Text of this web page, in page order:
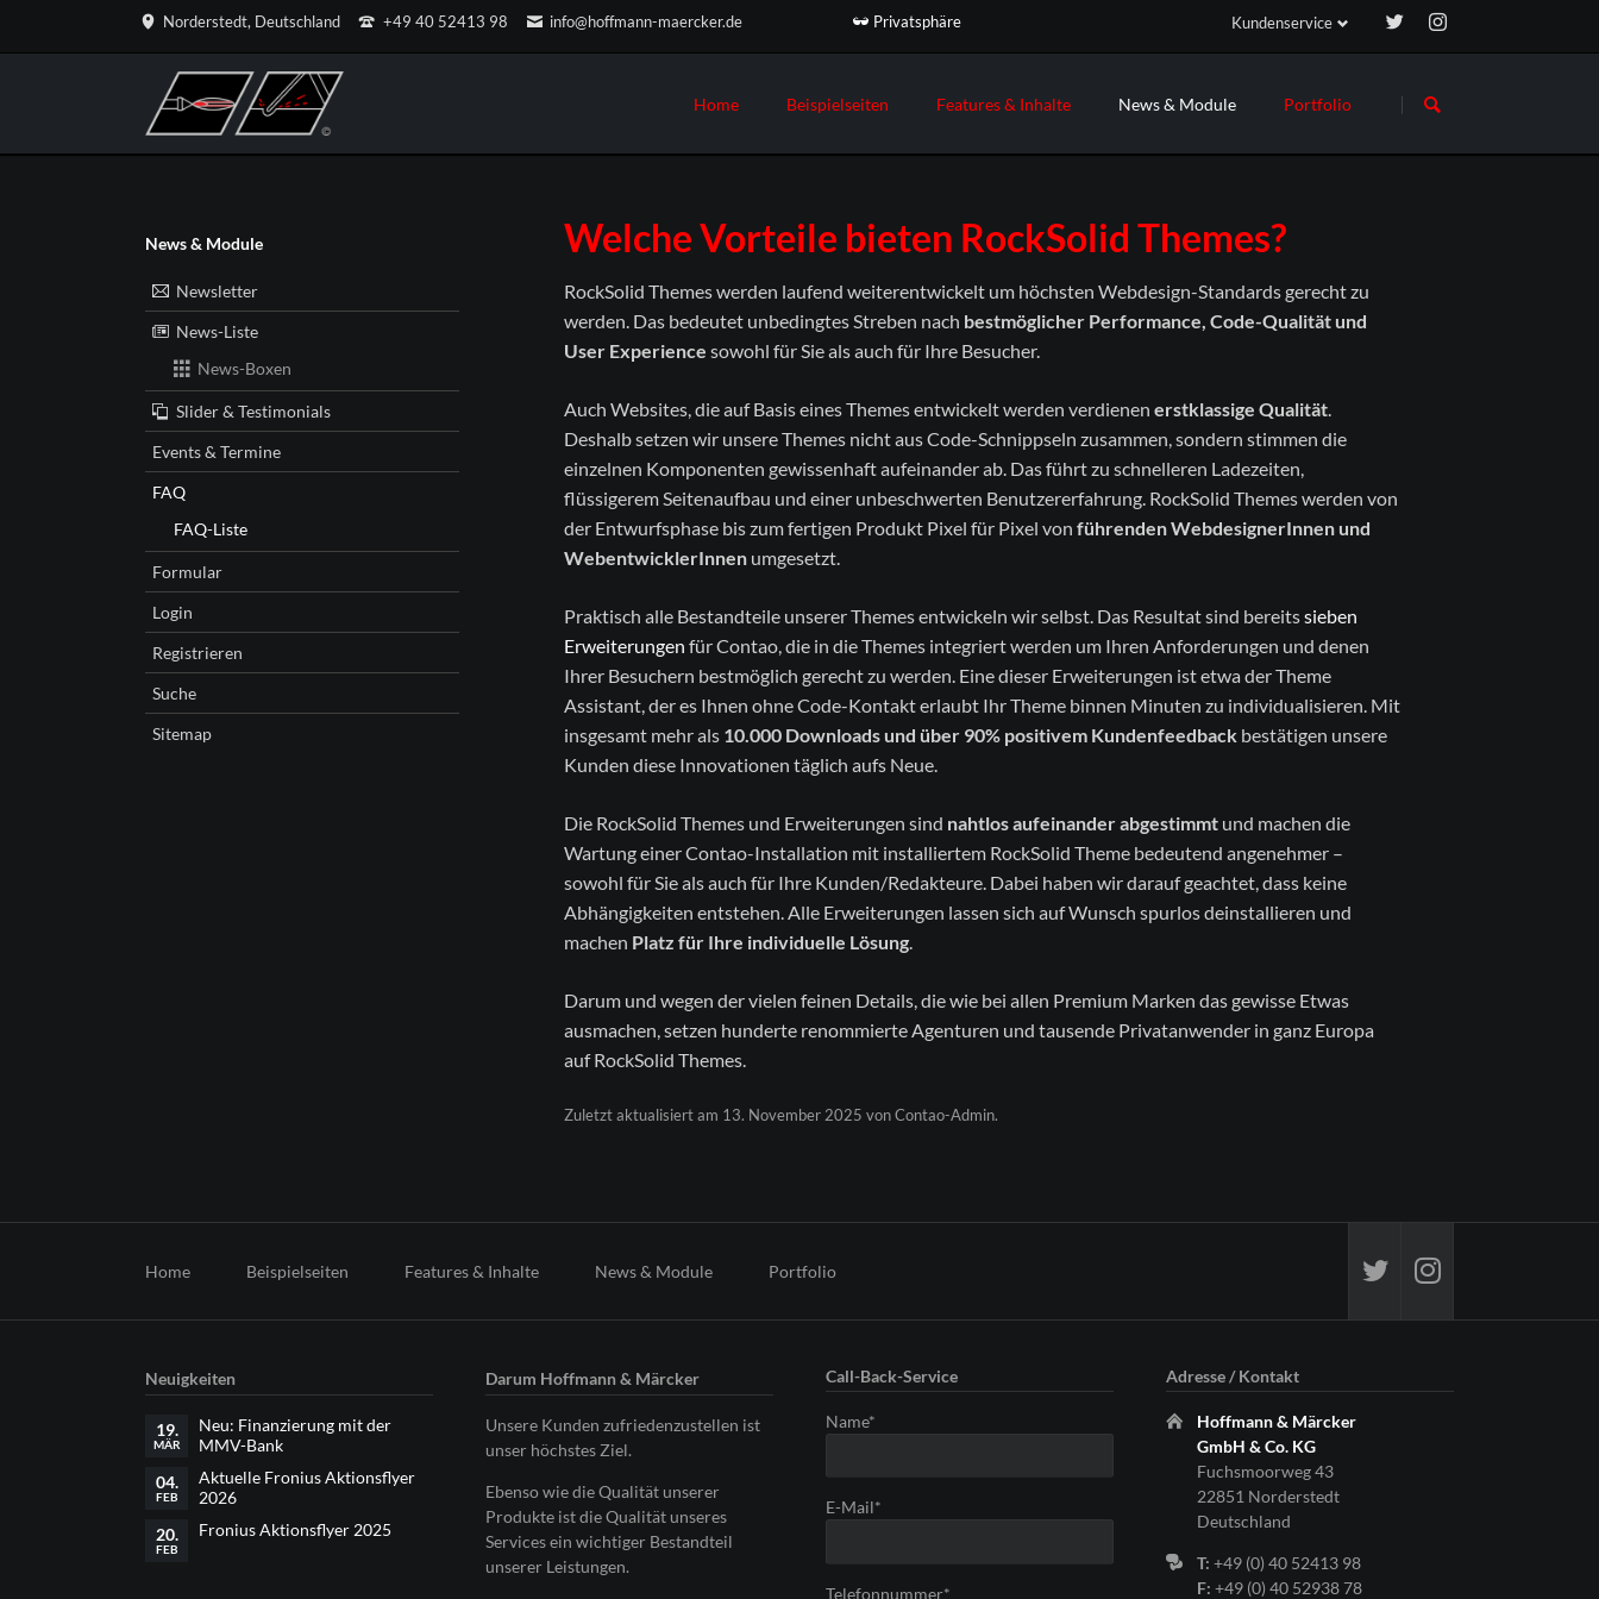
Norderstedt, Deutschland +49 40 52413 98 info@hoffmann-maercker.de Privatsphäre
Kundenservice
Navigation
überspringen
Home
Minimalist Home
Parallax Home
Home Boxed
Beispielseiten
Service & Leistungen
Service & Leistungen 2 (Parallax)
Unternehmensprofil
Kontaktseite
Sidebar Elemente
Sidebar Right
3-Spalten-Layout
Features & Inhalte
Downloads & Infos
Feature-Boxen
Content-Boxen
Buttons & Leisten
Icon-Übersicht
Animationen & Effekte
Markt. Mit passenden Elementen für all
Ihre Inhalte.
RockSolid Columns
News & Module
News-Boxen
Slider & Testimonials
Events & Termine
Formular
Login
Registrieren
Portfolio
Welche Vorteile bieten RockSolid Themes?
RockSolid Themes werden laufend weiterentwickelt um höchsten Webdesign-Standards gerecht zu
werden. Das bedeutet unbedingtes Streben nach bestmöglicher Performance, Code-Qualität und
User Experience sowohl für Sie als auch für Ihre Besucher.
Auch Websites, die auf Basis eines Themes entwickelt werden verdienen erstklassige Qualität.
Deshalb setzen wir unsere Themes nicht aus Code-Schnippseln zusammen, sondern stimmen die
einzelnen Komponenten gewissenhaft aufeinander ab. Das führt zu schnelleren Ladezeiten,
flüssigerem Seitenaufbau und einer unbeschwerten Benutzererfahrung. RockSolid Themes werden von
der Entwurfsphase bis zum fertigen Produkt Pixel für Pixel von führenden WebdesignerInnen und
WebentwicklerInnen umgesetzt.
Praktisch alle Bestandteile unserer Themes entwickeln wir selbst. Das Resultat sind bereitssieben
Erweiterungen für Contao, die in die Themes integriert werden um Ihren Anforderungen und denen
Ihrer Besuchern bestmöglich gerecht zu werden. Eine dieser Erweiterungen ist etwa der Theme
Assistant, der es Ihnen ohne Code-Kontakt erlaubt Ihr Theme binnen Minuten zu individualisieren. Mit
insgesamt mehr als 10.000 Downloads und über 90% positivem Kundenfeedback bestätigen unsere
Kunden diese Innovationen täglich aufs Neue.
Die RockSolid Themes und Erweiterungen sind nahtlos aufeinander abgestimmt und machen die
Wartung einer Contao-Installation mit installiertem RockSolid Theme bedeutend angenehmer –
sowohl für Sie als auch für Ihre Kunden/Redakteure. Dabei haben wir darauf geachtet, dass keine
Abhängigkeiten entstehen. Alle Erweiterungen lassen sich auf Wunsch spurlos deinstallieren und
machen Platz für Ihre individuelle Lösung.
Darum und wegen der vielen feinen Details, die wie bei allen Premium Marken das gewisse Etwas
ausmachen, setzen hunderte renommierte Agenturen und tausende Privatanwender in ganz Europa
auf RockSolid Themes.
Zuletzt aktualisiert am 13. November 2025 von Contao-Admin.
Navigation
News & Module
Newsletter
News-Liste
News-Boxen
Slider & Testimonials
Events & Termine
FAQ
FAQ-Liste
Formular
Login
Registrieren
Suche
Sitemap
Home Beispielseiten Features & Inhalte News & Module Portfolio
Neuigkeiten
19.
MÄR
Neu: Finanzierung mit der
MMV-Bank
04.
FEB
Aktuelle Fronius Aktionsflyer
2026
20.
FEB
Fronius Aktionsflyer 2025
Darum Hoffmann & Märcker
Unsere Kunden zufriedenzustellen ist
unser höchstes Ziel.
Ebenso wie die Qualität unserer
Produkte ist die Qualität unseres
Services ein wichtiger Bestandteil
unserer Leistungen.
Call-Back-Service
Pflichtfeld
Name*
Pflichtfeld
E-Mail*
Pflichtfeld
Telefonnummer*
Adresse / Kontakt
Hoffmann & Märcker
GmbH & Co. KG
Fuchsmoorweg 43
22851 Norderstedt
Deutschland
T: +49 (0) 40 52413 98
F: +49 (0) 40 52938 78